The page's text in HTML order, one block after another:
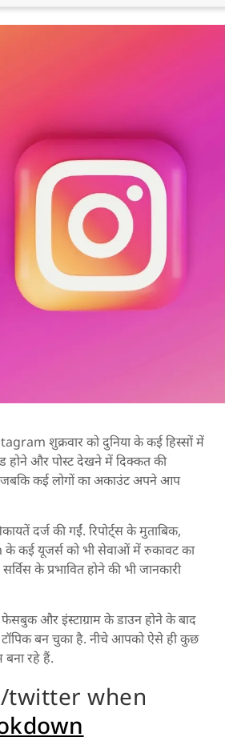
शुक्रवार को दुनिया के कई हिस्सों में
होने और पोस्ट देखने में दिक्कत की
जबकि कई लोगों का अकाउंट अपने आप
दर्ज की गईं. रिपोर्ट्स के मुताबिक,
कई यूजर्स को भी सेवाओं में रुकावट का
के प्रभावित होने की भी जानकारी
और इंस्टाग्राम के डाउन होने के बाद
बन चुका है. नीचे आपको ऐसे ही कुछ
बना रहे हैं.
twitter when